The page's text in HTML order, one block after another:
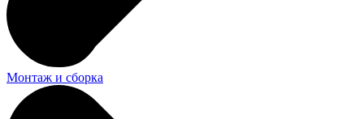
Монтаж и сборка